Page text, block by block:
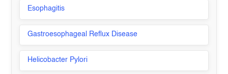
Esophagitis
Gastroesophageal Reflux Disease
Helicobacter Pylori